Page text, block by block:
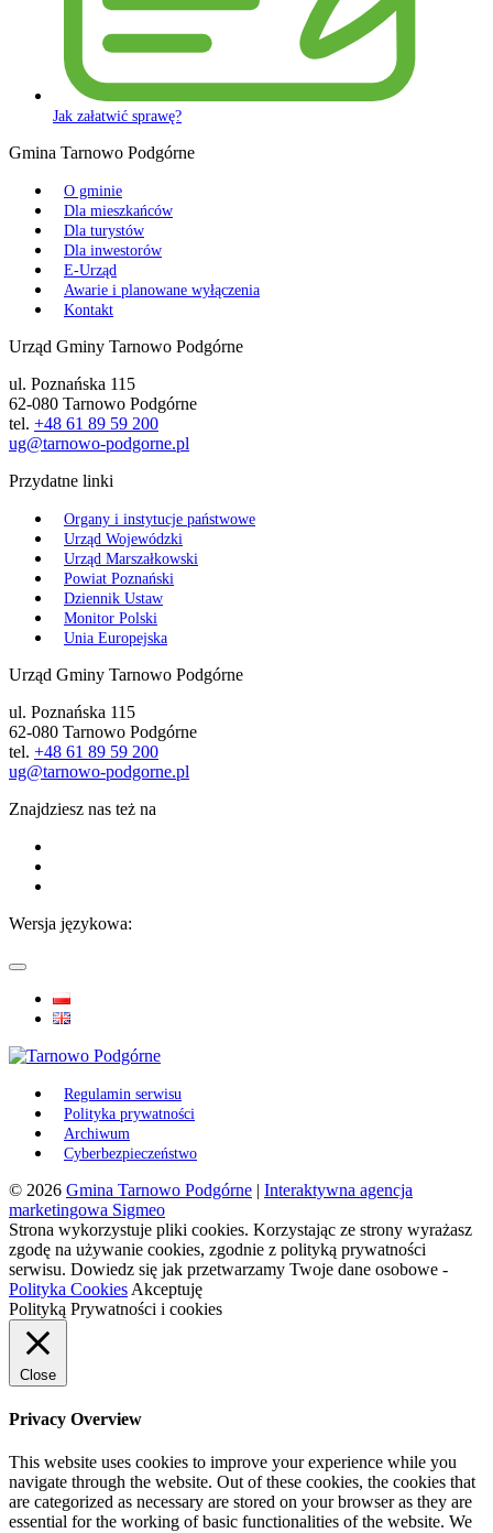
Jak załatwić sprawę?
Gmina Tarnowo Podgórne
O gminie
Dla mieszkańców
Dla turystów
Dla inwestorów
E-Urząd
Awarie i planowane wyłączenia
Kontakt
Urząd Gminy Tarnowo Podgórne
ul. Poznańska 115
62-080 Tarnowo Podgórne
tel. +48 61 89 59 200
ug@tarnowo-podgorne.pl
Przydatne linki
Organy i instytucje państwowe
Urząd Wojewódzki
Urząd Marszałkowski
Powiat Poznański
Dziennik Ustaw
Monitor Polski
Unia Europejska
Urząd Gminy Tarnowo Podgórne
ul. Poznańska 115
62-080 Tarnowo Podgórne
tel. +48 61 89 59 200
ug@tarnowo-podgorne.pl
Znajdziesz nas też na
Wersja językowa:
Regulamin serwisu
Polityka prywatności
Archiwum
Cyberbezpieczeństwo
© 2026 Gmina Tarnowo Podgórne | Interaktywna agencja
marketingowa Sigmeo
Strona wykorzystuje pliki cookies. Korzystając ze strony wyrażasz
zgodę na używanie cookies, zgodnie z polityką prywatności
serwisu. Dowiedz się jak przetwarzamy Twoje dane osobowe -
Polityka Cookies Akceptuję
Polityką Prywatności i cookies
Close
Privacy Overview
This website uses cookies to improve your experience while you
navigate through the website. Out of these cookies, the cookies that
are categorized as necessary are stored on your browser as they are
essential for the working of basic functionalities of the website. We